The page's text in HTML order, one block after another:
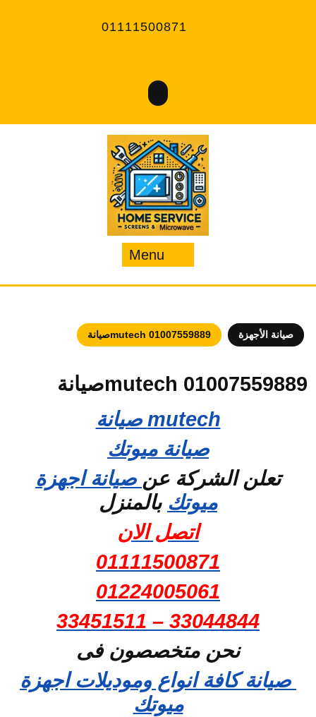
01111500871
Menu
صيانة الأجهزة 01007559889 mutechصيانة
01007559889 mutechصيانة
mutech صيانة
صيانة ميوتك
تعلن الشركة عن صيانة اجهزة
ميوتك بالمنزل
اتصل الان
01111500871
01224005061
33044844 – 33451511
نحن متخصصون فى
صيانة كافة انواع وموديلات اجهزة
ميوتك